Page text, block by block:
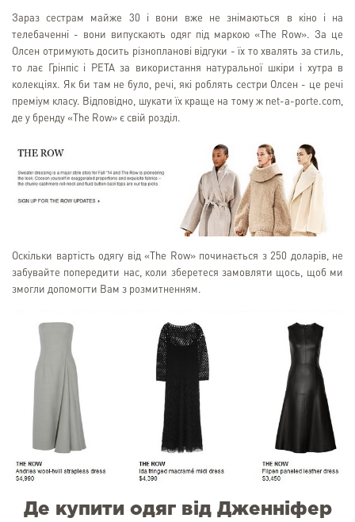
Зараз сестрам майже 30 і вони вже не знімаються в кіно і на
телебаченні - вони випускають одяг під маркою «The Row». За це
Олсен отримують досить різнопланові відгуки - їх то хвалять за стиль,
то лає Грінпіс і PETA за використання натуральної шкіри і хутра в
колекціях. Як би там не було, речі, які роблять сестри Олсен - це речі
преміум класу. Відповідно, шукати їх краще на тому ж net-a-porte.com,
де у бренду «The Row» є свій розділ.
Оскільки вартість одягу від «The Row» починається з 250 доларів, не
забувайте попередити нас, коли зберетеся замовляти щось, щоб ми
змогли допомогти Вам з розмитненням.
Де купити одяг від Дженніфер